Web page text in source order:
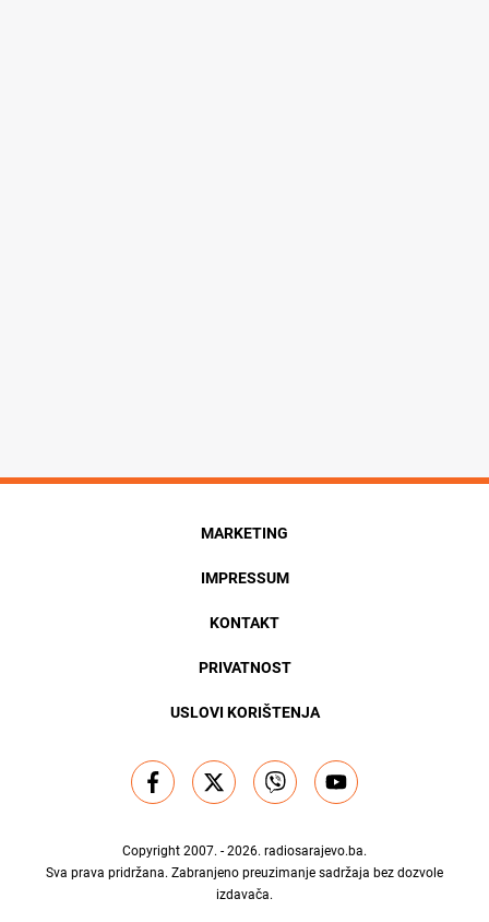
MARKETING
IMPRESSUM
KONTAKT
PRIVATNOST
USLOVI KORIŠTENJA
Copyright 2007. - 2026. radiosarajevo.ba.
Sva prava pridržana. Zabranjeno preuzimanje sadržaja bez dozvole
izdavača.